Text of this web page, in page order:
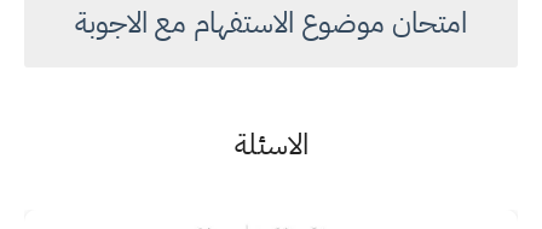
امتحان موضوع الاستفهام مع الاجوبة
الاسئلة